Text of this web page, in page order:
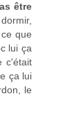
être
que
lui ça
c'était
ça lui
le